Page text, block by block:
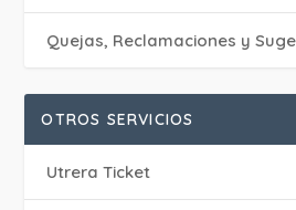
Quejas, Reclamaciones y
OTROS SERVICIOS
Utrera Ticket